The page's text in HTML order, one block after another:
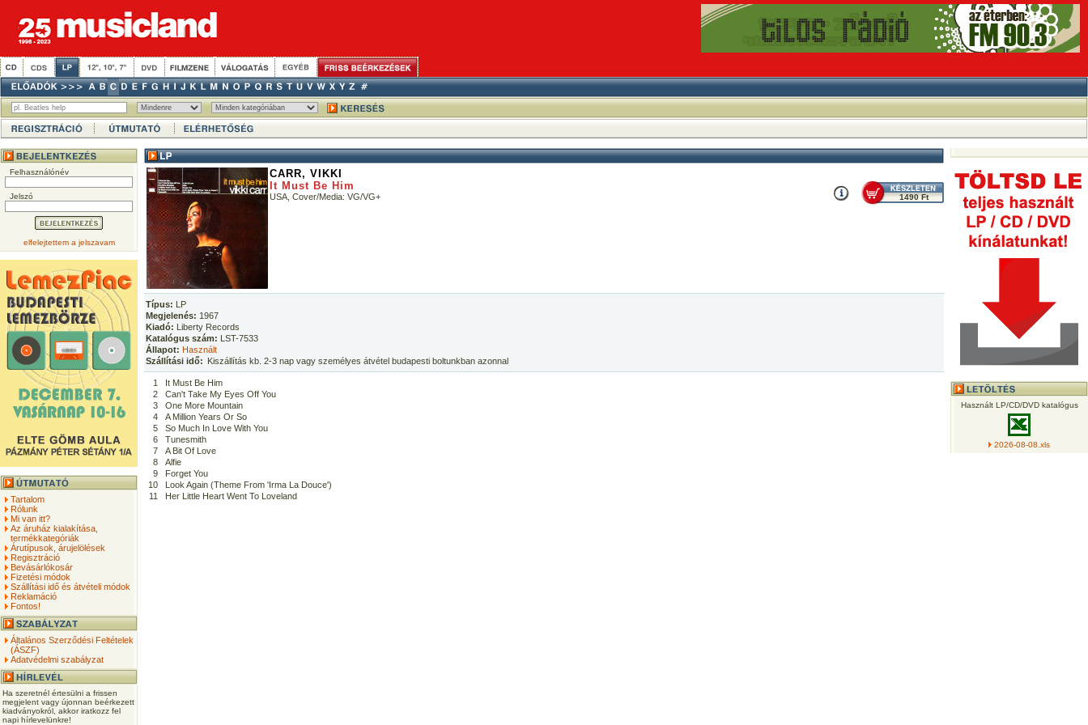
Felhasználónév
Jelszó
elfelejtettem a jelszavam
Tartalom
Rólunk
Mi van itt?
Az áruház kialakítása,
termékkategóriák
Árutípusok, árujelölések
Regisztráció
Bevásárlókosár
Fizetési módok
Szállítási idő és átvételi módok
Reklamáció
Fontos!
Általános Szerződési Feltételek
(ÁSZF)
Adatvédelmi szabályzat
Ha szeretnél értesülni a frissen
megjelent vagy újonnan beérkezett
kiadványokról, akkor iratkozz fel
napi hírlevelünkre!
CARR, VIKKI
It Must Be Him
USA, Cover/Media: VG/VG+ 1490 Ft
Típus: LP
Megjelenés: 1967
Kiadó: Liberty Records
Katalógus szám: LST-7533
Állapot: Használt
Szállítási idő: Kiszállítás kb. 2-3 nap vagy személyes átvétel budapesti boltunkban azonnal
1
It Must Be Him
2
Can't Take My Eyes Off You
3
One More Mountain
4
A Million Years Or So
5
So Much In Love With You
6
Tunesmith
7
A Bit Of Love
8
Alfie
9
Forget You
10
Look Again (Theme From 'Irma La Douce')
11
Her Little Heart Went To Loveland
Használt LP/CD/DVD katalógus
2026-08-08.xls